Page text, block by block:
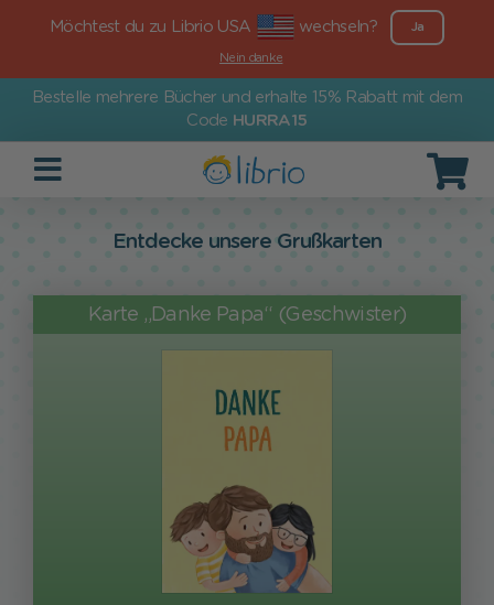
Möchtest du zu Librio USA wechseln? Ja
Nein danke
Bestelle mehrere Bücher und erhalte 15% Rabatt mit dem
Code HURRA15
Entdecke unsere Grußkarten
Karte „Danke Papa“ (Geschwister)